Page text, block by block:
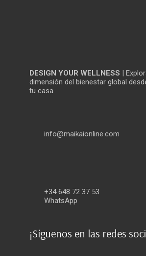
DESIGN YOUR WELLNESS |
dimensión del bienestar global
tu casa
info@maikaionline.com
+34 648 72 37 53
WhatsApp
¡Síguenos en las redes